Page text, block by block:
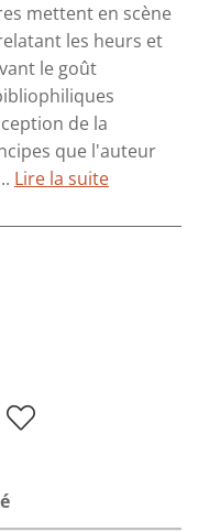
mettent en scène
les heurs et
le goût
de la
que l'auteur
Lire la suite